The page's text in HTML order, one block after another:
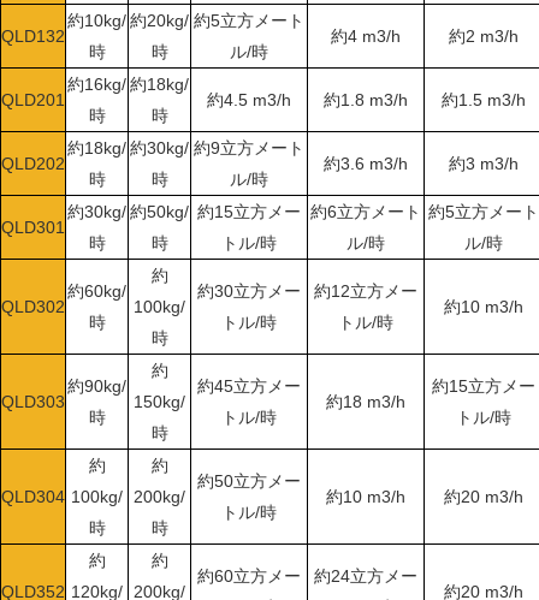
QLD132
約10kg/
時
約20kg/
時
約5立方メート
ル/時
約4 m3/h 約2 m3/h
QLD201
約16kg/
時
約18kg/
時
約4.5 m3/h 約1.8 m3/h 約1.5 m3/h
QLD202
約18kg/
時
約30kg/
時
約9立方メート
ル/時
約3.6 m3/h 約3 m3/h
QLD301
約30kg/
時
約50kg/
時
約15立方メー
トル/時
約6立方メート
ル/時
約5立方メート
ル/時
QLD302
約60kg/
時
約
100kg/
時
約30立方メー
トル/時
約12立方メー
トル/時
約10 m3/h
QLD303
約90kg/
時
約
150kg/
時
約45立方メー
トル/時
約18 m3/h
約15立方メー
トル/時
QLD304
約
100kg/
時
約
200kg/
時
約50立方メー
トル/時
約10 m3/h 約20 m3/h
QLD352
約
120kg/
約
200kg/
約60立方メー
約24立方メー
約20 m3/h